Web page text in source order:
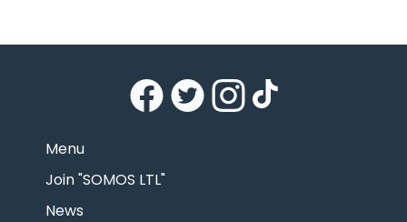
Menu
Join "SOMOS LTL"
News